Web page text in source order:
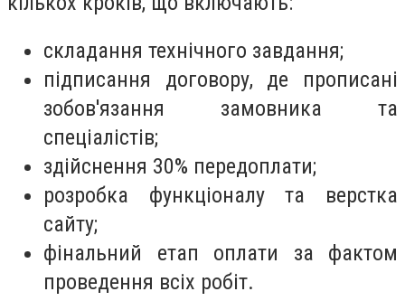
складання технічного завдання;
підписання договору, де прописані
зобов'язання замовника та
спеціалістів;
здійснення 30% передоплати;
розробка функціоналу та верстка
сайту;
фінальний етап оплати за фактом
проведення всіх робіт.